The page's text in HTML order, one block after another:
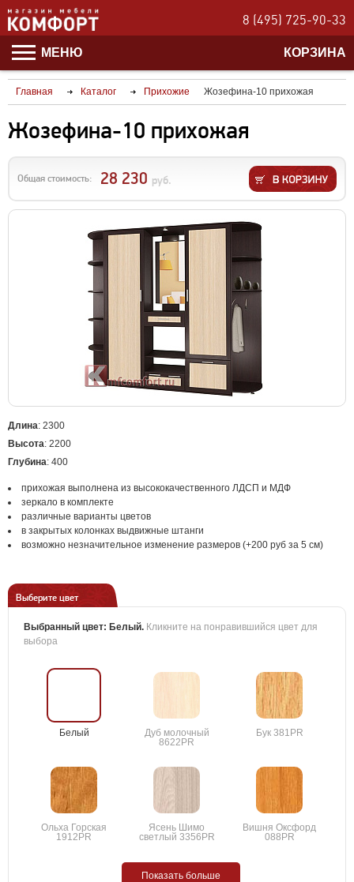
8 (495) 725-90-33
МЕНЮ КОРЗИНА
Главная Каталог Прихожие Жозефина-10 прихожая
Жозефина-10 прихожая
Общая стоимость: 28 230 руб.
Длина: 2300
Высота: 2200
Глубина: 400
прихожая выполнена из высококачественного ЛДСП и МДФ
зеркало в комплекте
различные варианты цветов
в закрытых колонках выдвижные штанги
возможно незначительное изменение размеров (+200 руб за 5 см)
Выберите цвет
Выбранный цвет: Белый. Кликните на понравившийся цвет для
выбора
Белый
Дуб молочный
8622PR
Бук 381PR
Ольха Горская
1912PR
Ясень Шимо
светлый 3356PR
Вишня Оксфорд
088PR
Показать больше